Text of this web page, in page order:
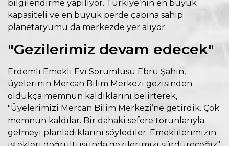
bilgilendirme yapılıyor. Türkiye’nin en büyük
kapasiteli ve en büyük perde çapına sahip
planetaryumu da merkezde yer alıyor.
"Gezilerimiz devam edecek"
Erdemli Emekli Evi Sorumlusu Ebru Şahin,
üyelerinin Mercan Bilim Merkezi gezisinden
oldukça memnun kaldıklarını belirterek,
"Üyelerimizi Mercan Bilim Merkezi’ne getirdik. Çok
memnun kaldılar. Bir dahaki sefere torunlarıyla
gelmeyi planladıklarını söylediler. Emeklilerimizin